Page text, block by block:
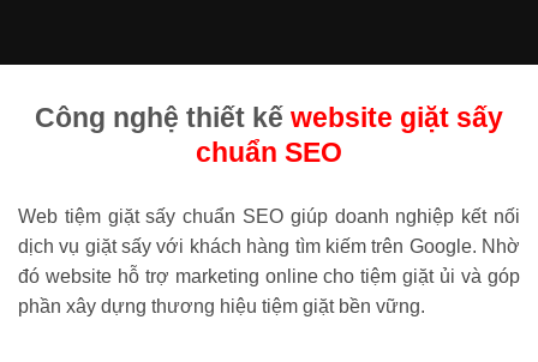
Công nghệ thiết kế website giặt sấy
chuẩn SEO
Web tiệm giặt sấy chuẩn SEO giúp doanh nghiệp kết nối
dịch vụ giặt sấy với khách hàng tìm kiếm trên Google. Nhờ
đó website hỗ trợ marketing online cho tiệm giặt ủi và góp
phần xây dựng thương hiệu tiệm giặt bền vững.